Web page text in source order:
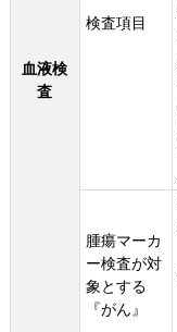
血液検
査
検査項目
腫瘍マーカ
ー検査が対
象とする
『がん』